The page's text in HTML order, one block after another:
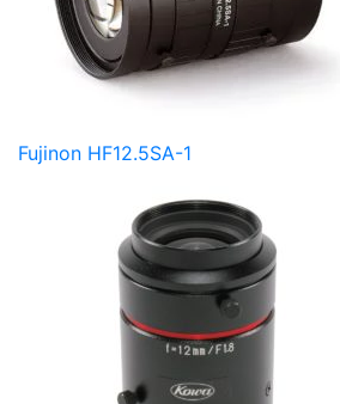
Fujinon HF12.5SA-1